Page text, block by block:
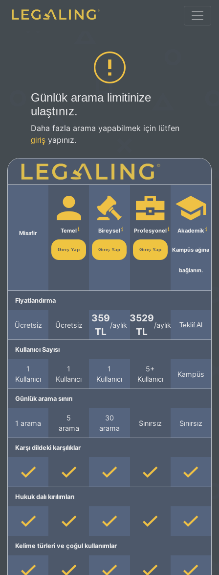
Günlük arama limitinize
ulaştınız.
Daha fazla arama yapabilmek için lütfen
giriş yapınız.
Misafir Temel
Giriş Yap
Bireysel
Giriş Yap
Profesyonel
Giriş Yap
Akademik
Kampüs ağına
bağlanın.
Fiyatlandırma
Ücretsiz Ücretsiz
359
TL
/aylık
3529
TL
/aylık Teklif Al
Kullanıcı Sayısı
1
Kullanıcı
1
Kullanıcı
1
Kullanıcı
5+
Kullanıcı
Kampüs
Günlük arama sınırı
1 arama
5
arama
30
arama
Sınırsız Sınırsız
Karşı dildeki karşılıklar
Hukuk dalı kırılımları
Kelime türleri ve çoğul kullanımlar